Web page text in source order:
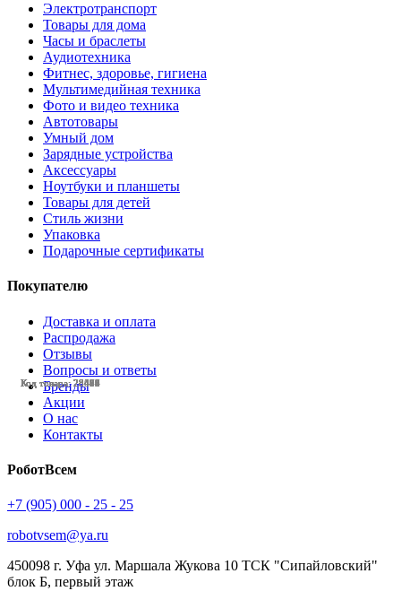
Код товара: 28481
Код товара: 28459
Код товара: 28048
Код товара: 28519
Код товара: 28496
Код товара: 28495
Код товара: 28494
Код товара: 28484
Код товара: 28482
Код товара: 28477
Код товара: 28476
Код товара: 28475
Электротранспорт
Товары для дома
Часы и браслеты
Аудиотехника
Фитнес, здоровье, гигиена
Мультимедийная техника
Фото и видео техника
Автотовары
Умный дом
Зарядные устройства
Аксессуары
Ноутбуки и планшеты
Товары для детей
Стиль жизни
Упаковка
Подарочные сертификаты
Покупателю
Доставка и оплата
Распродажа
Отзывы
Вопросы и ответы
Бренды
Акции
О нас
Контакты
РоботВсем
+7 (905) 000 - 25 - 25
robotvsem@ya.ru
450098 г. Уфа ул. Маршала Жукова 10 ТСК "Сипайловский"
блок Б, первый этаж